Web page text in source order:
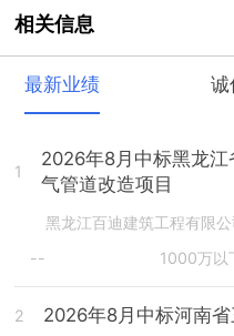
相关信息
最新业绩 诚
1
2026年8月中标黑龙
气管道改造项目
黑龙江百迪建筑工程有限公
--
1000万以
2 2026年8月中标河南